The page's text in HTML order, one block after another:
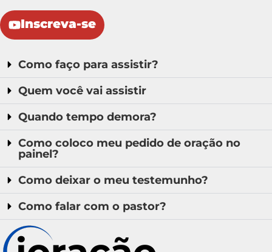
Inscreva-se
Como faço para assistir?
Quem você vai assistir
Quando tempo demora?
Como coloco meu pedido de oração no
painel?
Como deixar o meu testemunho?
Como falar com o pastor?